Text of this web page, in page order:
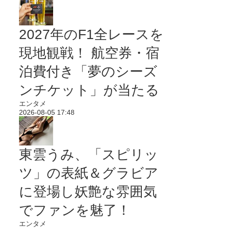
2027年のF1全レースを
現地観戦！ 航空券・宿
泊費付き「夢のシーズ
ンチケット」が当たる
エンタメ
2026-08-05 17:48
東雲うみ、「スピリッ
ツ」の表紙＆グラビア
に登場し妖艶な雰囲気
でファンを魅了！
エンタメ